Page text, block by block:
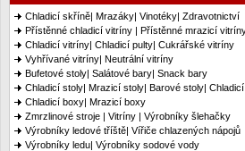
Chladicí skříně| Mrazáky| Vinotéky| Zdravotnictví
Přístěnné chladicí vitríny | Přístěnné mrazicí
Chladicí vitríny| Chladicí pulty| Cukrářské vitríny
Vyhřívané vitríny| Neutrální vitríny
Bufetové stoly| Salátové bary| Snack bary
Chladicí stoly| Mrazicí stoly| Barové stoly|
Chladicí boxy| Mrazicí boxy
Zmrzlinové stroje | Vitríny | Výrobníky šlehačky
Výrobníky ledové tříště| Vířiče chlazených nápojů
Výrobníky ledu| Výrobníky sodové vody